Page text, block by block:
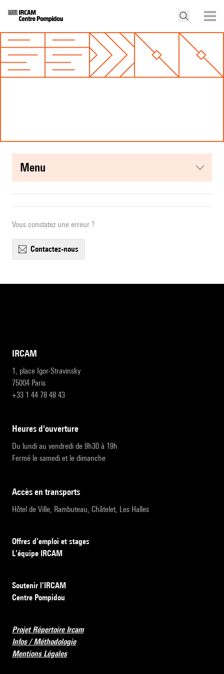
menu
Vous constatez une erreur ?
contactez-nous
IRCAM
1, place Igor-Stravinsky
75004 Paris
+33 1 44 78 48 43
heures d'ouverture
Du lundi au vendredi de 9h30 à 19h
Fermé le samedi et le dimanche
accès en transports
Hôtel de Ville, Rambuteau, Châtelet, Les Halles
Offres d’emploi et stages
L’équipe IRCAM
Soutenir l’IRCAM
Centre Pompidou
Projet Répertoire Ircam
Infos / Méthodologie
Mentions Légales